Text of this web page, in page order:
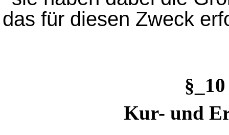
das für diesen Zweck
Kur- und